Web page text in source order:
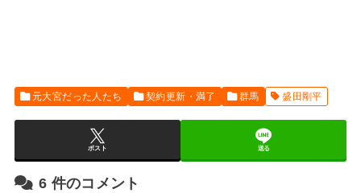
元大宮だった人たち 契約更新・満了 群馬 盛田剛平
ポスト 送る
6 件のコメント